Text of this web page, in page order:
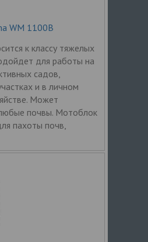
WM 1100B
к классу тяжелых
для работы на
садов,
и в личном
Может
почвы. Мотоблок
пахоты почв,